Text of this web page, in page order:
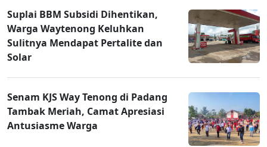
Suplai BBM Subsidi Dihentikan,
Warga Waytenong Keluhkan
Sulitnya Mendapat Pertalite dan
Solar
Senam KJS Way Tenong di Padang
Tambak Meriah, Camat Apresiasi
Antusiasme Warga